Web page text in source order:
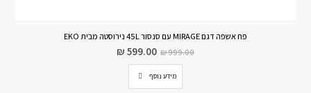
פח אשפה דגם MIRAGE עם סנסור 45L נירוסטה מבית EKO
₪999.00
₪ 599.00
מידע נוסף